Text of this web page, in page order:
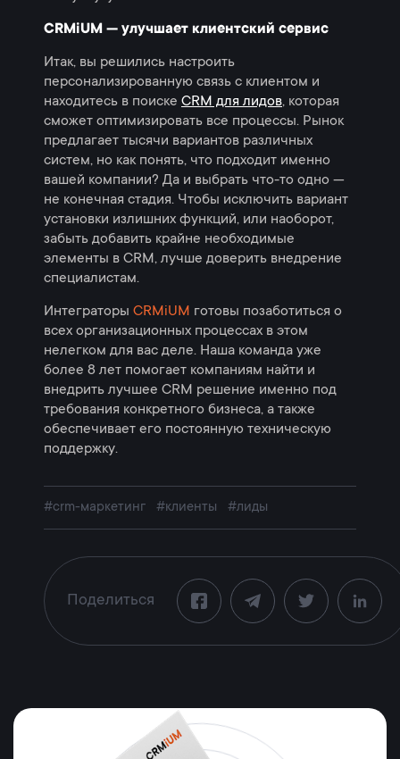
CRMiUM — улучшает клиентский сервис
Итак, вы решились настроить
персонализированную связь с клиентом и
находитесь в поиске CRM для лидов, которая
сможет оптимизировать все процессы. Рынок
предлагает тысячи вариантов различных
систем, но как понять, что подходит именно
вашей компании? Да и выбрать что-то одно —
не конечная стадия. Чтобы исключить вариант
установки излишних функций, или наоборот,
забыть добавить крайне необходимые
элементы в CRM, лучше доверить внедрение
специалистам.
Интеграторы CRMiUM готовы позаботиться о
всех организационных процессах в этом
нелегком для вас деле. Наша команда уже
более 8 лет помогает компаниям найти и
внедрить лучшее CRM решение именно под
требования конкретного бизнеса, а также
обеспечивает его постоянную техническую
поддержку.
#crm-маркетинг #клиенты #лиды
Поделиться